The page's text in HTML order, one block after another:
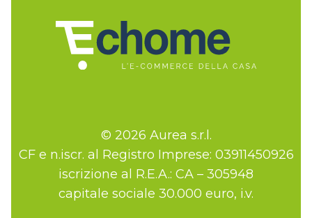
© 2026 Aurea s.r.l.
CF e n.iscr. al Registro Imprese: 03911450926
iscrizione al R.E.A.: CA – 305948
capitale sociale 30.000 euro, i.v.